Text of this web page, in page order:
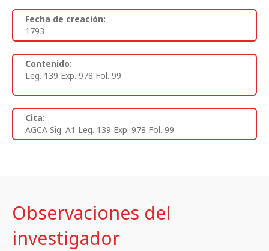
Fecha de creación:
1793
Contenido:
Leg. 139 Exp. 978 Fol. 99
Cita:
AGCA Sig. A1 Leg. 139 Exp. 978 Fol. 99
Observaciones del
investigador